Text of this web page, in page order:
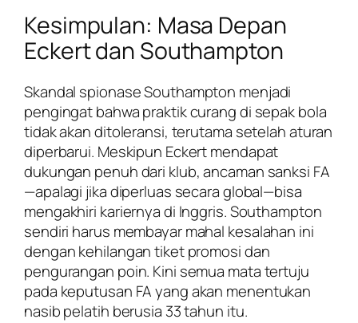
Kesimpulan: Masa Depan
Eckert dan Southampton
Skandal spionase Southampton menjadi
pengingat bahwa praktik curang di sepak bola
tidak akan ditoleransi, terutama setelah aturan
diperbarui. Meskipun Eckert mendapat
dukungan penuh dari klub, ancaman sanksi FA
—apalagi jika diperluas secara global—bisa
mengakhiri kariernya di Inggris. Southampton
sendiri harus membayar mahal kesalahan ini
dengan kehilangan tiket promosi dan
pengurangan poin. Kini semua mata tertuju
pada keputusan FA yang akan menentukan
nasib pelatih berusia 33 tahun itu.